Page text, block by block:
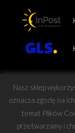
Nasz sklep
oznacza zgodę na
temat Plików
przetwarzamy i